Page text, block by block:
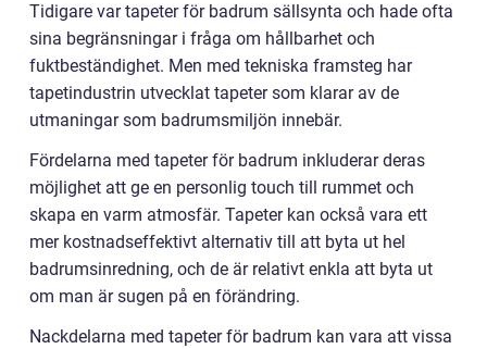
Tidigare var tapeter för badrum sällsynta och hade ofta
sina begränsningar i fråga om hållbarhet och
fuktbeständighet. Men med tekniska framsteg har
tapetindustrin utvecklat tapeter som klarar av de
utmaningar som badrumsmiljön innebär.
Fördelarna med tapeter för badrum inkluderar deras
möjlighet att ge en personlig touch till rummet och
skapa en varm atmosfär. Tapeter kan också vara ett
mer kostnadseffektivt alternativ till att byta ut hel
badrumsinredning, och de är relativt enkla att byta ut
om man är sugen på en förändring.
Nackdelarna med tapeter för badrum kan vara att vissa